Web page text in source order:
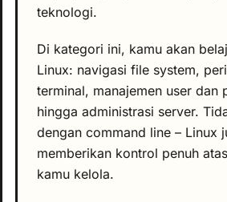
teknologi.
Di kategori ini, kamu akan
Linux: navigasi file system,
terminal, manajemen user dan
hingga administrasi server.
dengan command line – Linux
memberikan kontrol penuh
kamu kelola.